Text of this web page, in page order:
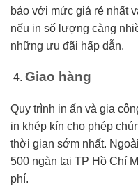
bảo với mức giá rẻ nhất
nếu in số lượng càng
những ưu đãi hấp dẫn.
Giao hàng
Quy trình in ấn và gia
in khép kín cho phép
thời gian sớm nhất.
500 ngàn tại TP Hồ Chí
phí.